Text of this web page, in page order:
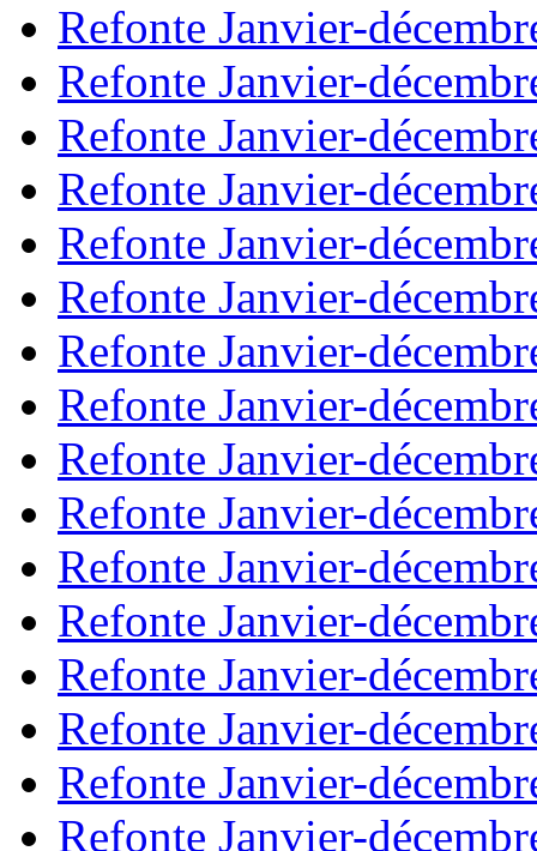
Refonte Janvier-
Refonte Janvier-
Refonte Janvier-
Refonte Janvier-
Refonte Janvier-
Refonte Janvier-
Refonte Janvier-
Refonte Janvier-
Refonte Janvier-
Refonte Janvier-
Refonte Janvier-
Refonte Janvier-
Refonte Janvier-
Refonte Janvier-
Refonte Janvier-
Refonte Janvier-